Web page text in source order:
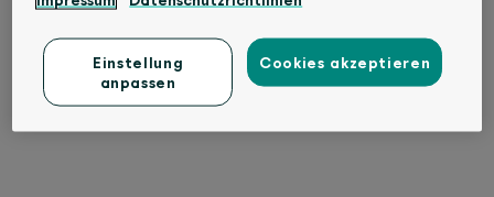
Einstellung
anpassen
Cookies akzeptieren